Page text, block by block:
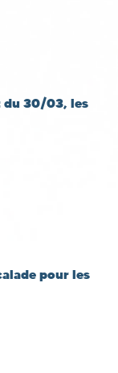
du 30/03, les
pour les